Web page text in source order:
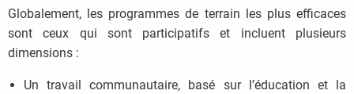
Globalement, les programmes de terrain les plus efficaces
sont ceux qui sont participatifs et incluent plusieurs
dimensions :
Un travail communautaire, basé sur l’éducation et la